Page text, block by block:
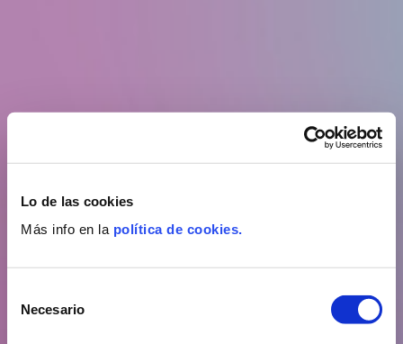
Lo de las cookies
Más info en la política de cookies.
Necesario